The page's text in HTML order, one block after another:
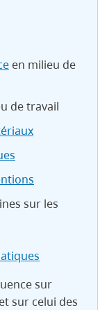
en milieu de
de travail
sur les
sur
sur celui des